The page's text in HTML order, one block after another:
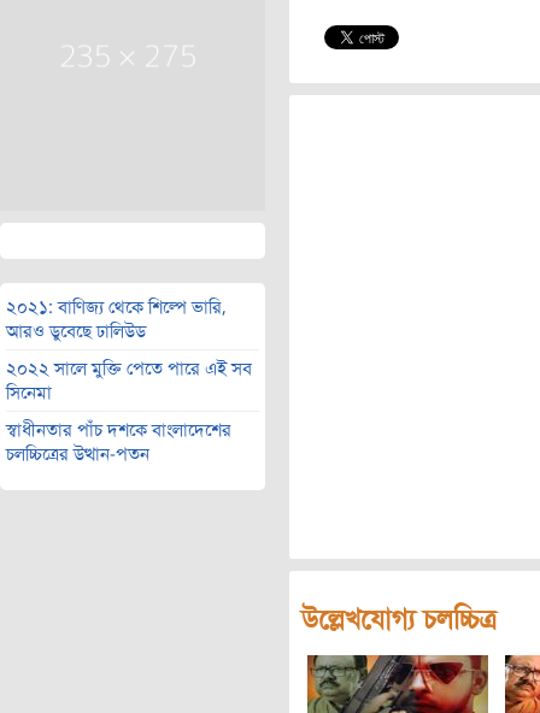
২০২১: বাণিজ্য থেকে শিল্পে ভারি,
আরও ডুবেছে ঢালিউড
২০২২ সালে মুক্তি পেতে পারে এই সব
সিনেমা
স্বাধীনতার পাঁচ দশকে বাংলাদেশের
চলচ্চিত্রের উত্থান-পতন
উল্লেখযোগ্য চলচ্চিত্র